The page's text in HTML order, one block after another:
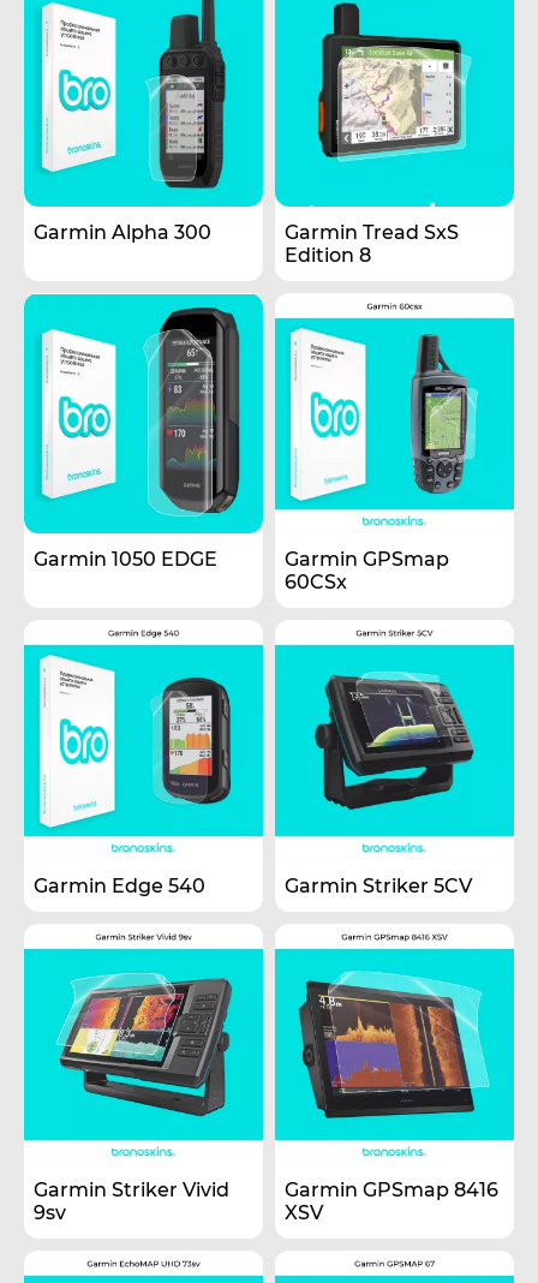
Garmin Alpha 300
Garmin Tread SxS
Edition 8
Garmin 1050 EDGE
Garmin GPSmap
60CSx
Garmin Edge 540 Garmin Striker 5CV
Garmin Striker Vivid
9sv
Garmin GPSmap 8416
XSV